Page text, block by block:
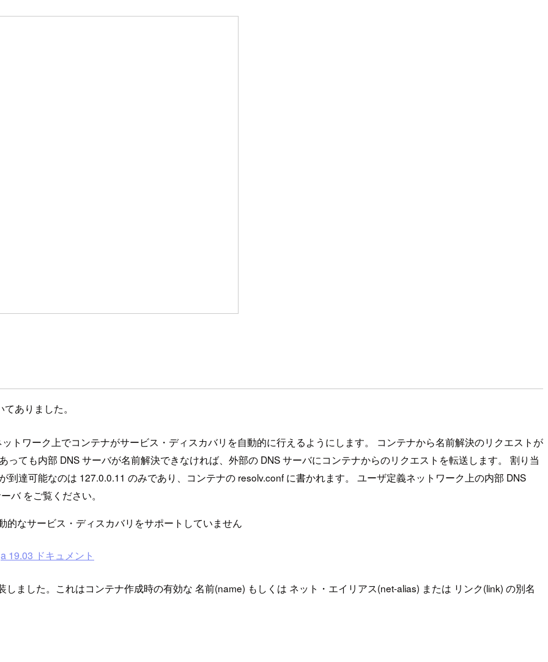
ありました。
トワーク上でコンテナがサービス・ディスカバリを自動的に行えるようにします。 コンテナから名前解決のリクエストが
ても内部 DNS サーバが名前解決できなければ、外部の DNS サーバにコンテナからのリクエストを転送します。 割り当
達可能なのは 127.0.0.11 のみであり、コンテナの resolv.conf に書かれます。 ユーザ定義ネットワーク上の内部 DNS
バ をご覧ください。
なサービス・ディスカバリをサポートしていません
19.03 ドキュメント
ました。これはコンテナ作成時の有効な 名前(name) もしくは ネット・エイリアス(net-alias) または リンク(link) の別名